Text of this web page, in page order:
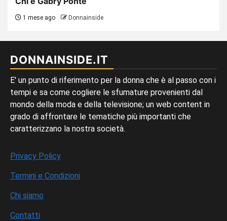
1 mese ago Donnainside
DONNAINSIDE.IT
E' un punto di riferimento per la donna che è al passo con i
tempi e sa come cogliere le sfumature provenienti dal
mondo della moda e della televisione; un web content in
grado di affrontare le tematiche più importanti che
caratterizzano la nostra società.
Privacy Policy
Termini e Condizioni
Chi siamo
Contatti